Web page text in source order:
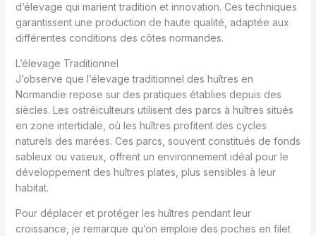
d’élevage qui marient tradition et innovation. Ces techniques
garantissent une production de haute qualité, adaptée aux
différentes conditions des côtes normandes.
L’élevage Traditionnel
J’observe que l’élevage traditionnel des huîtres en
Normandie repose sur des pratiques établies depuis des
siècles. Les ostréiculteurs utilisent des parcs à huîtres situés
en zone intertidale, où les huîtres profitent des cycles
naturels des marées. Ces parcs, souvent constitués de fonds
sableux ou vaseux, offrent un environnement idéal pour le
développement des huîtres plates, plus sensibles à leur
habitat.
Pour déplacer et protéger les huîtres pendant leur
croissance, je remarque qu’on emploie des poches en filet